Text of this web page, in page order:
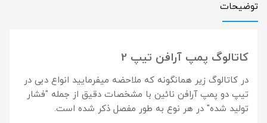
توضیحات
کاتالوگ پمپ آرافن تیپ 2
در کاتالوگ زیر همانگونه که ملاحضه میفرمایید انواع دبی در
تیپ دو پمپ آرافن نائین با مشخصات دقیق از جمله "فشار
تولید شده" در هر نوع به طور مفصل ذکر شده است.